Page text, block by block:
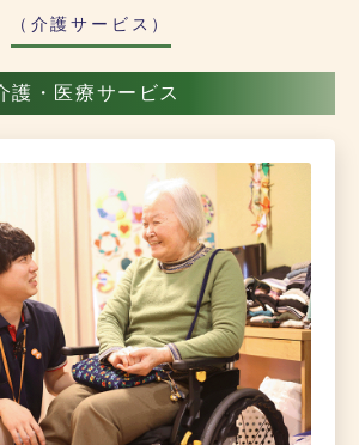
（介護サービス）
護・医療サービス